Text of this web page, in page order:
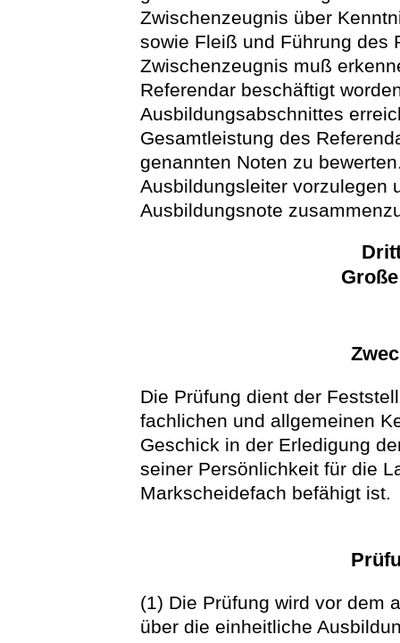
Zwischenzeugnis über
sowie Fleiß und Führung des
Zwischenzeugnis muß
Referendar beschäftigt
Ausbildungsabschnittes
Gesamtleistung des
genannten Noten zu
Ausbildungsleiter vorzulegen
Ausbildungsnote
Die Prüfung dient der
fachlichen und allgemeinen
Geschick in der Erledigung
seiner Persönlichkeit für die
Markscheidefach befähigt ist.
(1) Die Prüfung wird vor dem
über die einheitliche